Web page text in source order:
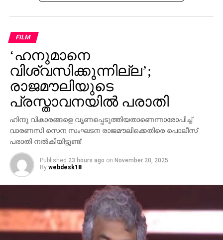
പാര്‍ട്ടിക്ക് ഒരു കുഴപ്പവുമില്ലെന്ന് പറയാന്‍ എം.വി
ഗോവിന്ദന് മാത്രമേ കഴിയൂവെന്നും വി.ഡി സതീശന്‍
പരിഹസിച്ചു. എന്തുകൊണ്ട് ദേവസ്വം ബോര്‍ഡ്
പോറ്റിക്കെതിരെ പരാതി നല്‍കിയില്ലെന്നും പോറ്റി
കുടുങ്ങിയാല്‍ പലരും കുടുങ്ങും എന്ന് സിപിഎമ്മിന്
അറിയാമായിരുന്നുവെന്നും അദ്ദേഹം കൂട്ടിച്ചേര്‍ത്തു.
FILM
‘ഹനുമാനെ
വിശ്വസിക്കുന്നില്ല’;
രാജമൗലിയുടെ
പ്രസ്താവനയില്‍ പരാതി
ഹിന്ദു വികാരങ്ങളെ വൃണപ്പെടുത്തിയതാണെന്നാരോപിച്ച്
വാരണസി സെന സംഘടന രാജമൗലിക്കെതിരെ പൊലീസ്
പരാതി നല്‍കിയിട്ടുണ്ട്
Published 23 hours ago on November 20, 2025
By webdesk18